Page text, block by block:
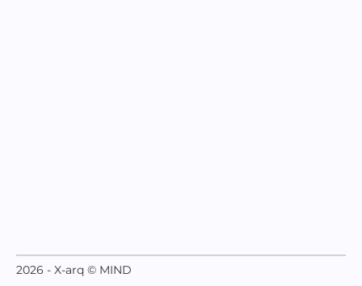
2026 - X-arq © MIND